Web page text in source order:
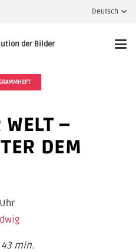
Deutsch
der Bilder
WELT –
DEM
43 min.